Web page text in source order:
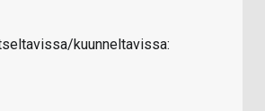
kuunneltavissa: